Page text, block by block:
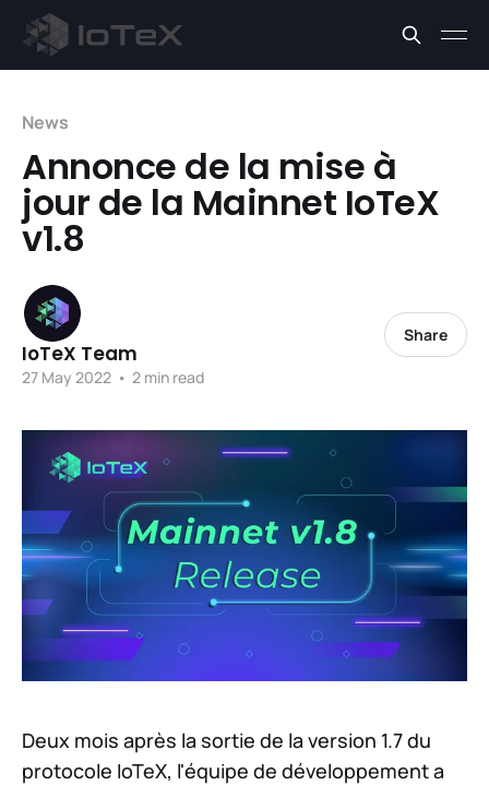
News
Annonce de la mise à
jour de la Mainnet IoTeX
v1.8
IoTeX Team
27 May 2022 • 2 min read
Share
Deux mois après la sortie de la version 1.7 du
protocole IoTeX, l'équipe de développement a